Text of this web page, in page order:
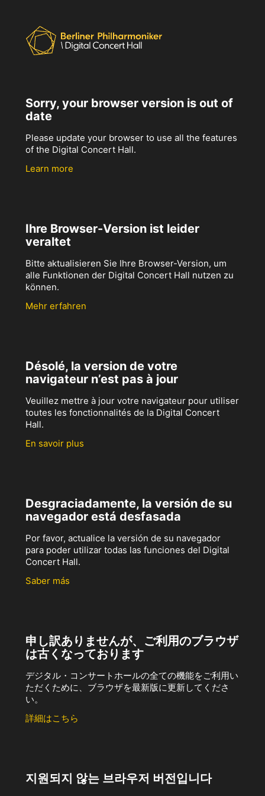
Sorry, your browser version is out of
date
Please update your browser to use all the features
of the Digital Concert Hall.
Learn more
Ihre Browser-Version ist leider
veraltet
Bitte aktualisieren Sie Ihre Browser-Version, um
alle Funktionen der Digital Concert Hall nutzen zu
können.
Mehr erfahren
Désolé, la version de votre
navigateur n’est pas à jour
Veuillez mettre à jour votre navigateur pour utiliser
toutes les fonctionnalités de la Digital Concert
Hall.
En savoir plus
Desgraciadamente, la versión de su
navegador está desfasada
Por favor, actualice la versión de su navegador
para poder utilizar todas las funciones del Digital
Concert Hall.
Saber más
申し訳ありませんが、ご利用のブラウザ
は古くなっております
デジタル・コンサートホールの全ての機能をご利用い
ただくために、ブラウザを最新版に更新してくださ
い。
詳細はこちら
지원되지 않는 브라우저 버전입니다